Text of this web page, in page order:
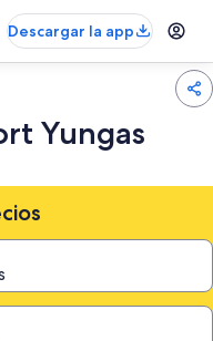
Descargar la app
Yungas